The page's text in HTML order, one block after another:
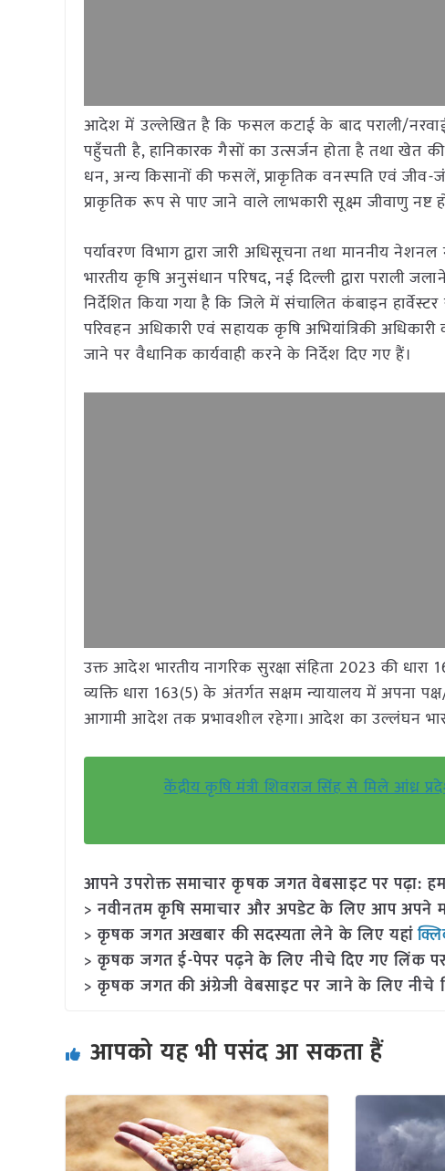
आदेश में उल्लेखित है कि फसल कटाई के बाद पराली/नरवाई
पहुँचती है, हानिकारक गैसों का उत्सर्जन होता है तथा खेत
धन, अन्य किसानों की फसलें, प्राकृतिक वनस्पति एवं जीव-
प्राकृतिक रूप से पाए जाने वाले लाभकारी सूक्ष्म जीवाणु नष्ट
पर्यावरण विभाग द्वारा जारी अधिसूचना तथा माननीय
भारतीय कृषि अनुसंधान परिषद, नई दिल्ली द्वारा
निर्देशित किया गया है कि जिले में संचालित कंबाइन
परिवहन अधिकारी एवं सहायक कृषि अभियांत्रिकी
जाने पर वैधानिक कार्यवाही करने के निर्देश दिए गए हैं।
उक्त आदेश भारतीय नागरिक सुरक्षा संहिता 2023 की
व्यक्ति धारा 163(5) के अंतर्गत सक्षम न्यायालय में अपना
आगामी आदेश तक प्रभावशील रहेगा। आदेश का उल्लंघन
केंद्रीय कृषि मंत्री शिवराज सिंह से मिले आंध्र
आपने उपरोक्त समाचार कृषक जगत वेबसाइट पर पढ़ा:
> नवीनतम कृषि समाचार और अपडेट के लिए आप अपने
> कृषक जगत अखबार की सदस्यता लेने के लिए यहां
> कृषक जगत ई-पेपर पढ़ने के लिए नीचे दिए गए लिंक
> कृषक जगत की अंग्रेजी वेबसाइट पर जाने के लिए नीचे
आपको यह भी पसंद आ सकता हैं